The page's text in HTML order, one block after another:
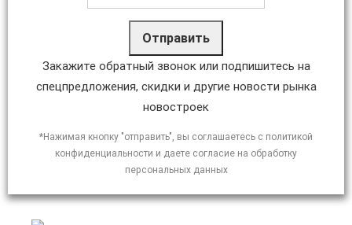
Отправить
Закажите обратный звонок или подпишитесь на
спецпредложения, скидки и другие новости рынка
новостроек
*Нажимая кнопку "отправить", вы соглашаетесь с политикой
конфиденциальности и даете согласие на обработку
персональных данных